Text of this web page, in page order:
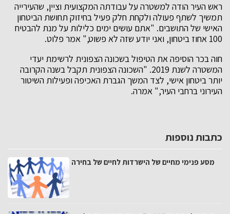
ראש העיר הודה למשטרה על עבודתה המקצועית וציין, שהעירייה
תמשיך לשתף פעולה ולקחת חלק פעיל בחיזוק תחושת הביטחון
האישי של התושבים. "אתם עושים ימים כלילות על מנת להבטיח
100 אחוז ביטחון, ואני יודע שזה לא פשוט," אמר פלוט.
חוה בכר הוסיפה את הטיפול בשכונה הצפונית לרשימת יעדי
המשטרה לשנת 2019. "השכונה הצפונית תקבל בשנה הקרובה
יותר ביטחון אישי, לצד המשך הגברת האכיפה ופעילות השיטור
העירוני ברחבי העיר," אמרה.
כתבות נוספות
מסע פנימי מחיים של הישרדות לחיים של בחירה